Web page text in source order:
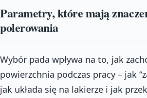
Parametry, które mają
polerowania
Wybór pada wpływa na to, jak
powierzchnia podczas pracy – jak
jak układa się na lakierze i jak